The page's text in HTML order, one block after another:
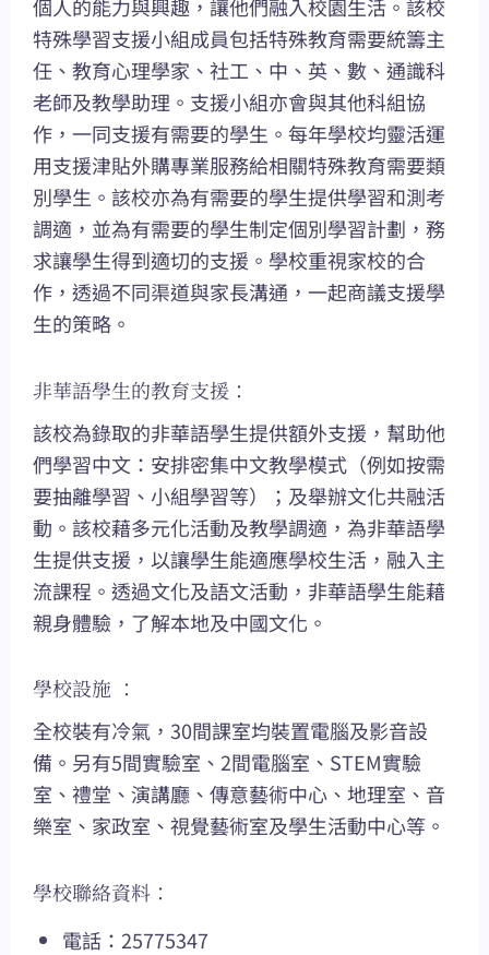
個人的能力與興趣，讓他們融入校園生活。該校
特殊學習支援小組成員包括特殊教育需要統籌主
任、教育心理學家、社工、中、英、數、通識科
老師及教學助理。支援小組亦會與其他科組協
作，一同支援有需要的學生。每年學校均靈活運
用支援津貼外購專業服務給相關特殊教育需要類
別學生。該校亦為有需要的學生提供學習和測考
調適，並為有需要的學生制定個別學習計劃，務
求讓學生得到適切的支援。學校重視家校的合
作，透過不同渠道與家長溝通，一起商議支援學
生的策略。
非華語學生的教育支援：
該校為錄取的非華語學生提供額外支援，幫助他
們學習中文：安排密集中文教學模式（例如按需
要抽離學習、小組學習等）；及舉辦文化共融活
動。該校藉多元化活動及教學調適，為非華語學
生提供支援，以讓學生能適應學校生活，融入主
流課程。透過文化及語文活動，非華語學生能藉
親身體驗，了解本地及中國文化。
學校設施 ：
全校裝有冷氣，30間課室均裝置電腦及影音設
備。另有5間實驗室、2間電腦室、STEM實驗
室、禮堂、演講廳、傳意藝術中心、地理室、音
樂室、家政室、視覺藝術室及學生活動中心等。
學校聯絡資料：
電話：25775347